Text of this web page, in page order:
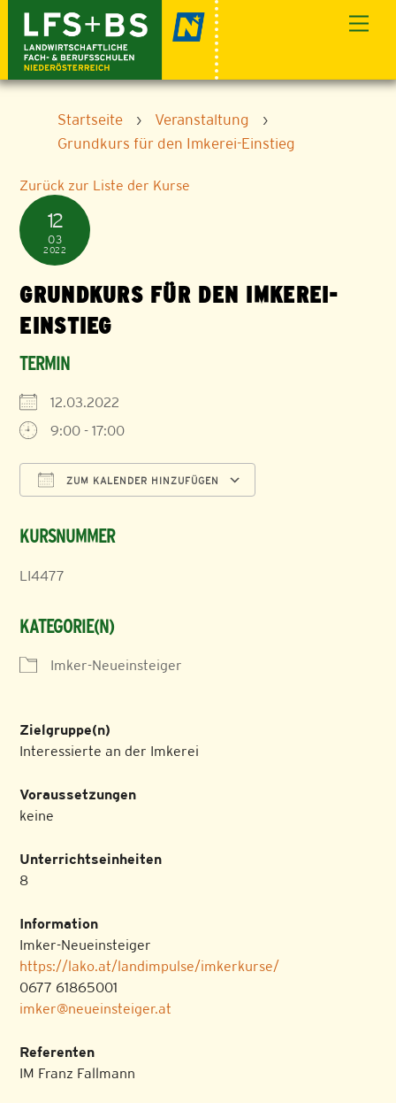
content
Startseite › Veranstaltung
›
Grundkurs für den Imkerei-Einstieg
Zurück zur Liste der Kurse
12
03
2022
GRUNDKURS FÜR DEN IMKEREI-
EINSTIEG
TERMIN
12.03.2022
9:00 - 17:00
ZUM KALENDER HINZUFÜGEN
KURSNUMMER
LI4477
KATEGORIE(N)
Imker-Neueinsteiger
Zielgruppe(n)
Interessierte an der Imkerei
Voraussetzungen
keine
Unterrichtseinheiten
8
Information
Imker-Neueinsteiger
https://lako.at/landimpulse/imkerkurse/
0677 61865001
imker@neueinsteiger.at
Referenten
IM Franz Fallmann